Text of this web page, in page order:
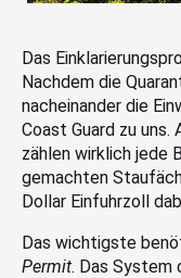
Das
Nachdem die
nacheinander die
Coast Guard zu
zählen wirklich jede
gemachten
Dollar Einfuhrzoll
Das wichtigste
Permit. Das System